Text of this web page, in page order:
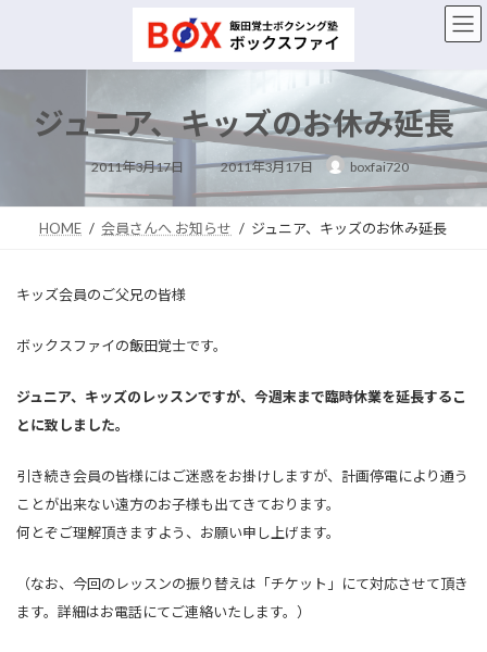
ン
プ
ー
動
ジュニア、キッズのお休み延長
2011年3月17日
終
新
日
時
:
2011年3月17日 boxfai720
HOME 会員さんへ お知らせ ジュニア、キッズのお休み延長
キッズ会員のご父兄の皆様
ボックスファイの飯田覚士です。
ジュニア、キッズのレッスンですが、今週末まで臨時休業を延長するこ
とに致しました。
引き続き会員の皆様にはご迷惑をお掛けしますが、計画停電により通う
ことが出来ない遠方のお子様も出てきております。
何とぞご理解頂きますよう、お願い申し上げます。
（なお、今回のレッスンの振り替えは「チケット」にて対応させて頂き
ます。詳細はお電話にてご連絡いたします。）